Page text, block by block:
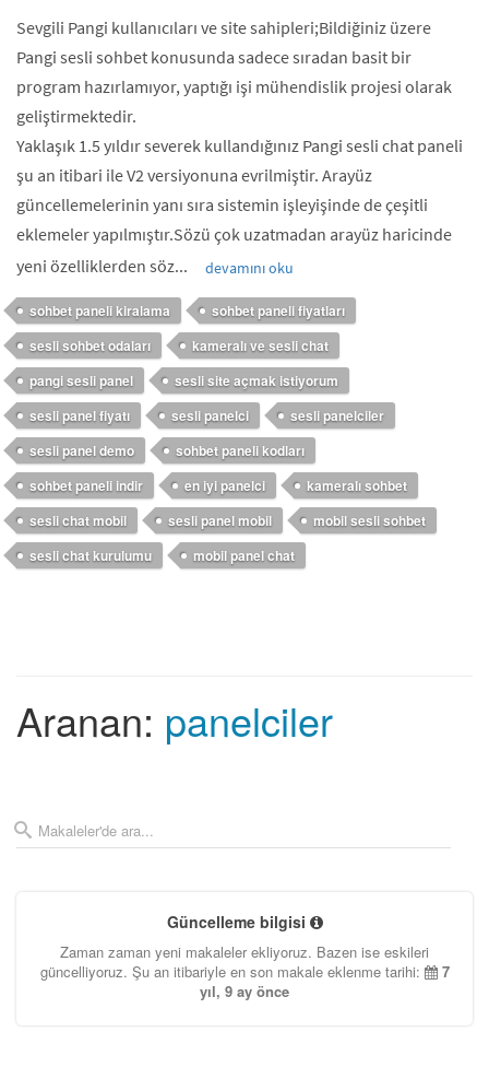
Sevgili Pangi kullanıcıları ve site sahipleri;Bildiğiniz üzere
Pangi sesli sohbet konusunda sadece sıradan basit bir
program hazırlamıyor, yaptığı işi mühendislik projesi olarak
geliştirmektedir.
Yaklaşık 1.5 yıldır severek kullandığınız Pangi sesli chat paneli
şu an itibari ile V2 versiyonuna evrilmiştir. Arayüz
güncellemelerinin yanı sıra sistemin işleyişinde de çeşitli
eklemeler yapılmıştır.Sözü çok uzatmadan arayüz haricinde
yeni özelliklerden söz...
devamını oku
sohbet paneli kiralama
sohbet paneli fiyatları
sesli sohbet odaları
kameralı ve sesli chat
pangi sesli panel
sesli site açmak istiyorum
sesli panel fiyatı
sesli panelci
sesli panelciler
sesli panel demo
sohbet paneli kodları
sohbet paneli indir
en iyi panelci
kameralı sohbet
sesli chat mobil
sesli panel mobil
mobil sesli sohbet
sesli chat kurulumu
mobil panel chat
Aranan: panelciler
Güncelleme bilgisi
Zaman zaman yeni makaleler ekliyoruz. Bazen ise eskileri
güncelliyoruz. Şu an itibariyle en son makale eklenme tarihi:
7
yıl, 9 ay önce